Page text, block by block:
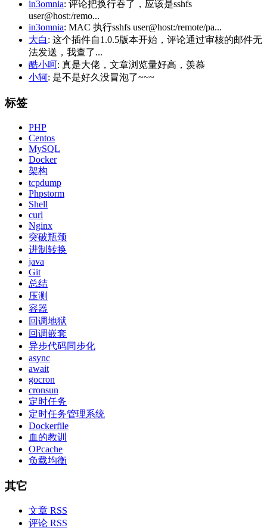
in3omnia: 评论把换行吞了，应该是sshfs
user@host:/remo...
in3omnia: MAC 执行sshfs user@host:/remote/pa...
大白: 这个插件自1.0.5版本开始，评论通过审核的邮件无
法发送，我查了...
酷小呵: 真是大佬，文章浏览量好高，羡慕
小轲: 是不是好久没冒泡了~~~
标签
PHP
Centos
MySQL
Docker
架构
tcpdump
Phpstorm
Shell
curl
Nginx
突破瓶颈
进制转换
java
Git
总结
压测
容器
回调地狱
回调嵌套
异步代码同步化
async
await
gocron
cronsun
定时任务
定时任务管理系统
Dockerfile
血的教训
OPcache
负载均衡
其它
文章 RSS
评论 RSS